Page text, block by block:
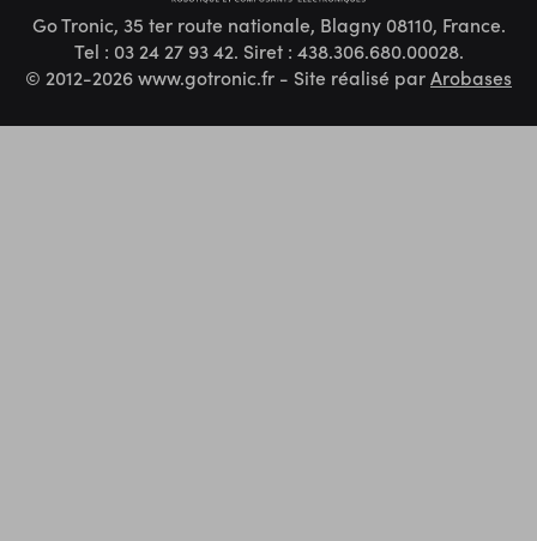
Go Tronic, 35 ter route nationale, Blagny 08110, France.
Tel : 03 24 27 93 42. Siret : 438.306.680.00028.
© 2012-2026 www.gotronic.fr - Site réalisé parArobases